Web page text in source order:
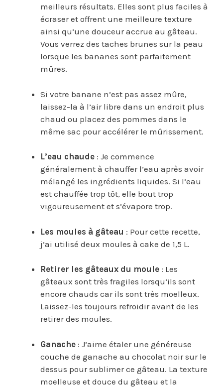
meilleurs résultats. Elles sont plus faciles à
écraser et offrent une meilleure texture
ainsi qu’une douceur accrue au gâteau.
Vous verrez des taches brunes sur la peau
lorsque les bananes sont parfaitement
mûres.
Si votre banane n’est pas assez mûre,
laissez-la à l’air libre dans un endroit plus
chaud ou placez des pommes dans le
même sac pour accélérer le mûrissement.
L’eau chaude : Je commence
généralement à chauffer l’eau après avoir
mélangé les ingrédients liquides. Si l’eau
est chauffée trop tôt, elle bout trop
vigoureusement et s’évapore trop.
Les moules à gâteau : Pour cette recette,
j’ai utilisé deux moules à cake de 1,5 L.
Retirer les gâteaux du moule : Les
gâteaux sont très fragiles lorsqu’ils sont
encore chauds car ils sont très moelleux.
Laissez-les toujours refroidir avant de les
retirer des moules.
Ganache : J’aime étaler une généreuse
couche de ganache au chocolat noir sur le
dessus pour sublimer ce gâteau. La texture
moelleuse et douce du gâteau et la